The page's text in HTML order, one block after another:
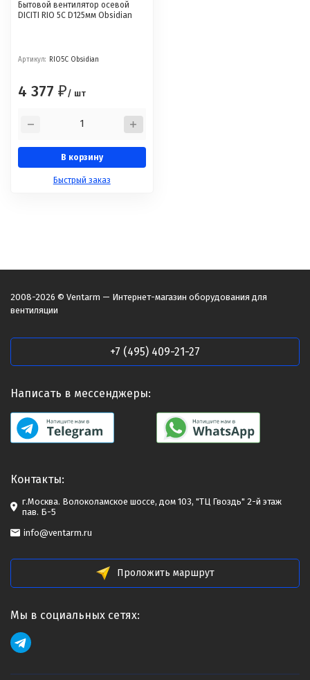
Бытовой вентилятор осевой
DICITI RIO 5C D125мм Obsidian
Артикул: RIO5C Obsidian
4 377 ₽/ шт
В корзину
Быстрый заказ
2008-2026 © Ventarm — Интернет-магазин оборудования для
вентиляции
+7 (495) 409-21-27
Написать в мессенджеры:
Контакты:
г.Москва. Волоколамское шоссе, дом 103, "ТЦ Гвоздь" 2-й этаж
пав. Б-5
info@ventarm.ru
Проложить маршрут
Мы в социальных сетях: